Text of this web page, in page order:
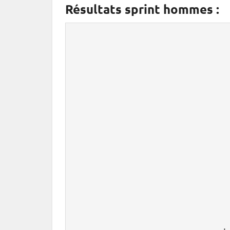
Résultats sprint hommes :